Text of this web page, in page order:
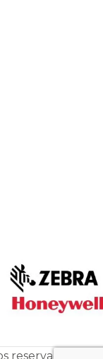
reservados.